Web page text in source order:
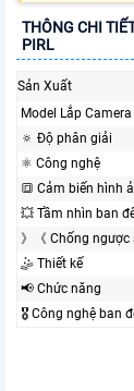
THÔNG CHI
PIRL
Sản Xuất
Model Lắp
🔅 Độ phân giải
⚛️ Công nghệ
🔳 Cảm biến hình
💥 Tầm nhìn ban
》《 Chống ngược
🤹 Thiết kế
📢 Chức năng
🎖️ Công nghệ ban